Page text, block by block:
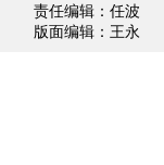
责任编辑：任波
版面编辑：王永